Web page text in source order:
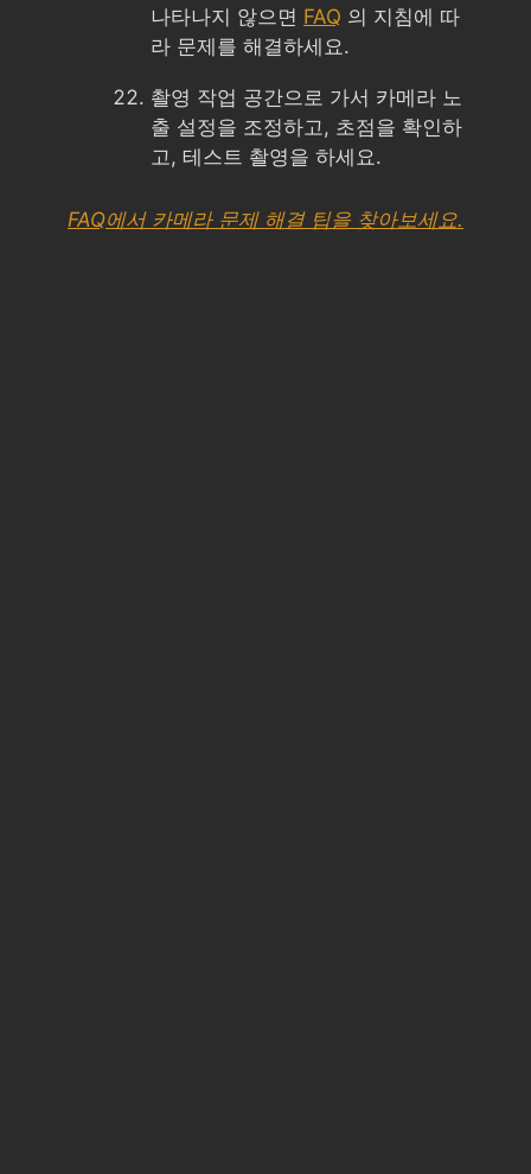
나타나지 않으면 FAQ 의 지침에 따
라 문제를 해결하세요.
촬영 작업 공간으로 가서 카메라 노
출 설정을 조정하고, 초점을 확인하
고, 테스트 촬영을 하세요.
FAQ에서 카메라 문제 해결 팁을 찾아보세요.